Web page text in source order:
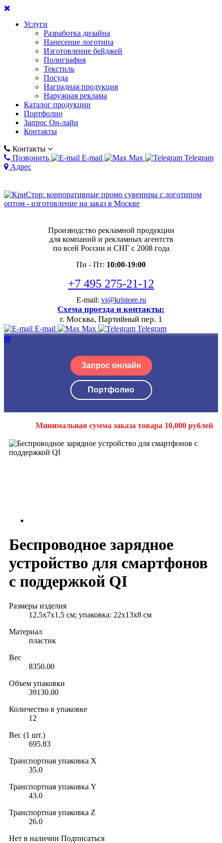
Услуги
Разработка дизайна
Нанесение логотипа
Изготовление бейджей
Полиграфия
Текстиль
Посуда
Наградная продукция
Наружная реклама
Каталог продукции
Портфолио
Запрос Он-лайн
Контакты
Контакты
Позвонить
E-mail Max
Telegram
Адрес
Производство рекламной продукции
для компаний и рекламных агентств
по всей России и СНГ с 2008 года
Пн - Пт: 10:00-19:00
+7 495 275-21-12
E-mail: vi@kristore.ru
Схема проезда и контакты:
г. Москва, Партийный пер. 1
E-mail Max Telegram
Запрос онлайн
Портфолио
Минимальная сумма заказа товара 10,000 рублей
Беспроводное зарядное
устройство для смартфонов
с поддержкой QI
Размеры изделия
12,5х7х1,5 см; упаковка: 22х13х8 см
Материал
пластик
Вес
8350.00
Объем упаковки
39130.00
Количество в упаковке
12
Вес (1 шт.)
695.83
Транспортная упаковка X
35.0
Транспортная упаковка Y
43.0
Транспортная упаковка Z
26.0
Нет в наличии Подписаться